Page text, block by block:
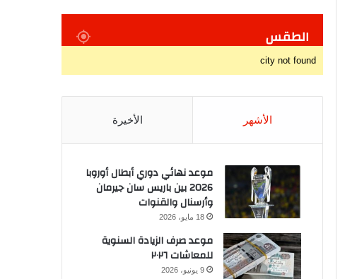
الطقس
city not found
الأشهر الأخيرة
موعد نهائي دوري أبطال أوروبا
2026 بين باريس سان جيرمان
وأرسنال والقنوات
18 مايو، 2026
موعد صرف الزيادة السنوية
للمعاشات ٢٠٢٦
9 يونيو، 2026